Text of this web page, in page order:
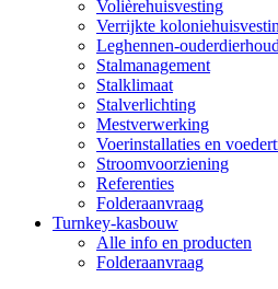
Volièrehuisvesting
Verrijkte
Leghennen-
Stalmanagement
Stalklimaat
Stalverlichting
Mestverwerking
Voerinstallaties en
Stroomvoorziening
Referenties
Folderaanvraag
Turnkey-kasbouw
Alle info en producten
Folderaanvraag